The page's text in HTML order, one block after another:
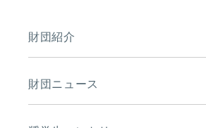
財団紹介
財団ニュース